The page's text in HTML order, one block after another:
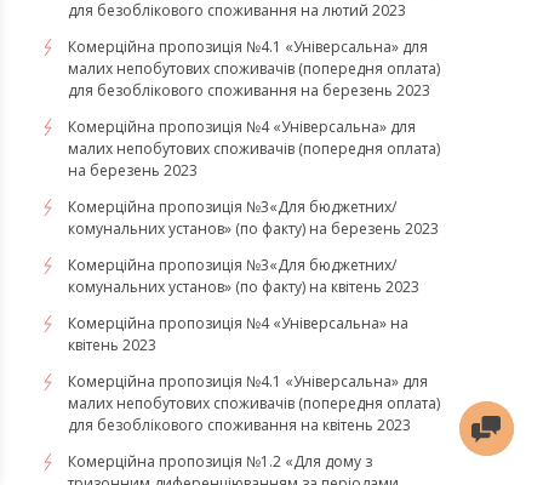
для безоблікового споживання на лютий 2023
Комерційна пропозиція №4.1 «Універсальна» для
малих непобутових споживачів (попередня оплата)
для безоблікового споживання на березень 2023
​​​​​​​Комерційна пропозиція №4 «Універсальна» для
малих непобутових споживачів (попередня оплата)
на березень 2023
​​​​​​​Комерційна пропозиція №3«Для бюджетних/
комунальних установ» (по факту) на березень 2023
Комерційна пропозиція №3«Для бюджетних/
комунальних установ» (по факту) на квітень 2023
Комерційна пропозиція №4 «Універсальна» на
квітень 2023
Комерційна пропозиція №4.1 «Універсальна» для
малих непобутових споживачів (попередня оплата)
для безоблікового споживання на квітень 2023
Комерційна пропозиція №1.2 «Для дому з